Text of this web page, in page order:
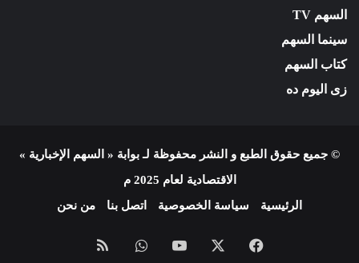
السهم TV
سينما السهم
كتاب السهم
زى اليوم ده
© جميع حقوق الطبع و النشر محفوظة لـ بوابة « السهم الإخبارية »
الاقتصادية لعام 2025 م
الرئيسية
سياسة الخصوصية اتصل بنا من نحن
فيسبوك يوتيوبواتسابملخص